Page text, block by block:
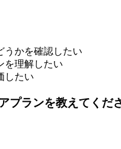
うかを確認したい
を理解したい
したい
プランを教えてくだ